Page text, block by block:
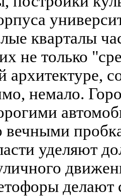
кварталы
не только
архитектуре,
немало.
вечными
уделяют
делают